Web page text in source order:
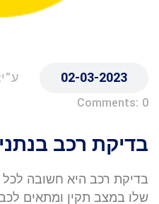
02-03-2023 ע"י: admin
Comments: 0
בדיקת רכב
בדיקת רכב היא חשובה
שלו במצב תקין ומתאים